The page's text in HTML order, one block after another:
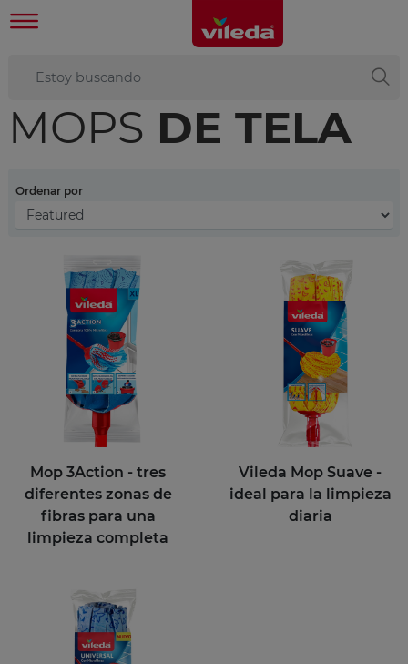
MOPS DE TELA
Ordenar por
Mop 3Action - tres
diferentes zonas de
fibras para una
limpieza completa
Vileda Mop Suave -
ideal para la limpieza
diaria